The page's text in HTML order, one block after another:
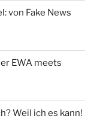
von Fake News
EWA meets
Weil ich es kann!